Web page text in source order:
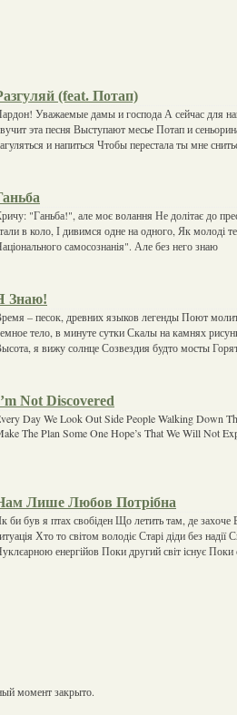
(feat. Потап)
Уважаемые дамы и господа А сейчас для
эта песня Выступают месье Потап и
и напиться Чтобы перестала ты мне
"Ганьба!", але моє волання Не долітає до
в коло, І дивимся одне на одного, Як молоді
самосознанія". Але без него знаю
Знаю!
– песок, древних языков легенды Поют
тело, в минуте сутки Скалы на камнях
я вижу солнце Созвездия будто мосты
Not Discovered
Day We Look Out Side People Walking Down
The Plan Some One Hope’s That We Will Not
Лише Любов Потрібна
би був я птах свобіден Що летить там, де захоче
Хто то світом володіє Старі діди без надії
енергійов Поки другий світ існує Поки
момент закрыто.